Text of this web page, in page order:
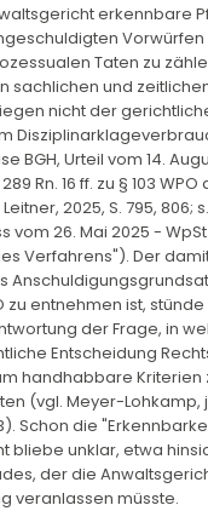
erkennbare
Vorwürfen
Taten zu
sachlichen und
nicht der
BGH, Urteil vom 14.
289 Rn. 16 ff. zu § 103
2025, S. 795, 806;
vom 26. Mai 2025 - WpSt
Verfahrens"). Der
zu entnehmen ist,
der Frage, in
Entscheidung
handhabbare
(vgl. Meyer-Lohkamp,
Schon die
bliebe unklar, etwa
der die
veranlassen müsste.